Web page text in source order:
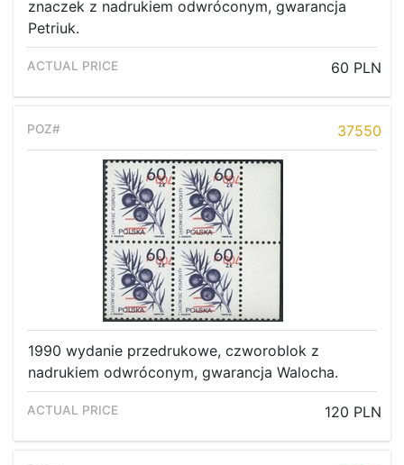
znaczek z nadrukiem odwróconym, gwarancja
Petriuk.
60 PLN
37550
1990 wydanie przedrukowe, czworoblok z
nadrukiem odwróconym, gwarancja Walocha.
120 PLN